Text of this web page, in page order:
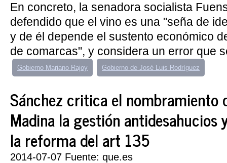
En concreto, la senadora socialista
defendido que el vino es una "seña de
y de él depende el sustento económico
de comarcas", y considera un error que
Gobierno Mariano Rajoy Gobierno de José Luis Rodríguez
Sánchez critica el nombramiento
Madina la gestión antidesahucios
la reforma del art 135
2014-07-07 Fuente: que.es